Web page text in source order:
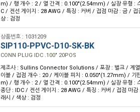
m) / 행 개수 : 2 / 열 간격 : 0.100"(2.54mm) / 실장 유형 :
C / 전선 게이지 : 28 AWG / 특징 : 커버 / 접점 마감 : 금 / 접
상 : 검정
상품번호 : 1031209
SIP110-PPVC-D10-SK-BK
CONN PLUG IDC .100" 20POS
제조사 : Sullins Connector Solutions / 포장 : 벌크 / 계열
이블 / 접점 개수 : 20 / 케이블 피치 : 0.050"(1.27mm) / 기
m) / 행 개수 : 2 / 열 간격 : 0.100"(2.54mm) / 실장 유형 :
종단 : IDC / 전선 게이지 : 28 AWG / 특징 : 커버 / 접점 마감
래시 / 색상 : 검정